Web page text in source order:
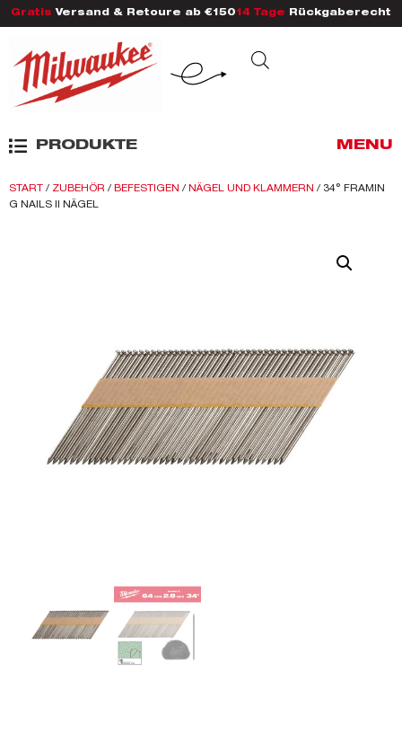
Gratis Versand & Retoure ab €150 14 Tage Rückgaberecht
PRODUKTE MENU
START / ZUBEHÖR / BEFESTIGEN / NÄGEL UND KLAMMERN / 34° FRAMIN
G NAILS II NÄGEL